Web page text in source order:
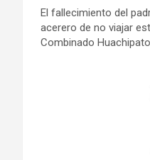
El fallecimiento del
acerero de no viajar
Combinado